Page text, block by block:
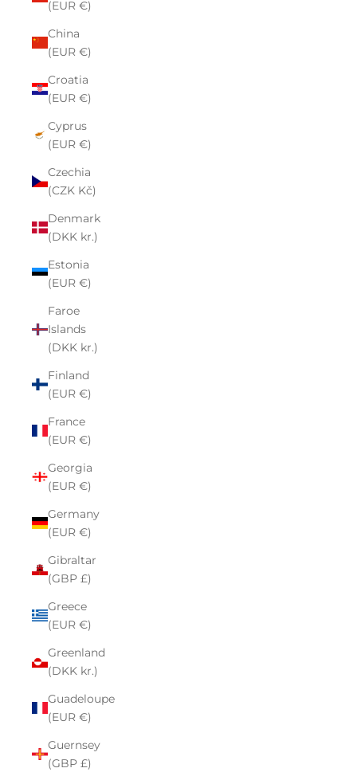
(EUR €)
China
(EUR €)
Croatia
(EUR €)
Cyprus
(EUR €)
Czechia
(CZK Kč)
Denmark
(DKK kr.)
Estonia
(EUR €)
Faroe
Islands
(DKK kr.)
Finland
(EUR €)
France
(EUR €)
Georgia
(EUR €)
Germany
(EUR €)
Gibraltar
(GBP £)
Greece
(EUR €)
Greenland
(DKK kr.)
Guadeloupe
(EUR €)
Guernsey
(GBP £)